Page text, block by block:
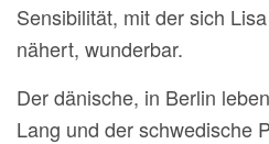
Sensibilität, mit der sich
nähert, wunderbar.
Der dänische, in Berlin
Lang und der schwedische